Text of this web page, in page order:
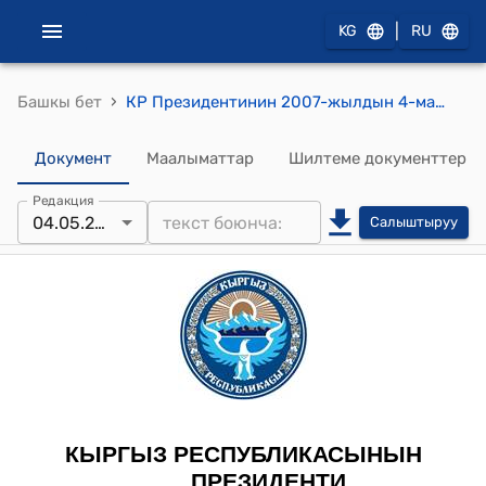
KG RU
Башкы бет › КР Президентинин 2007-жылдын 4-майындагы ПЖ № 221 "Республиканын байланыш кызматкерлерин мамлекеттик сыйлыктар менен сыйлоо жөнүндө" Жарлыгы
Документ Маалыматтар Шилтеме документтер
Редакция
04.05.2007 Салыштыруу